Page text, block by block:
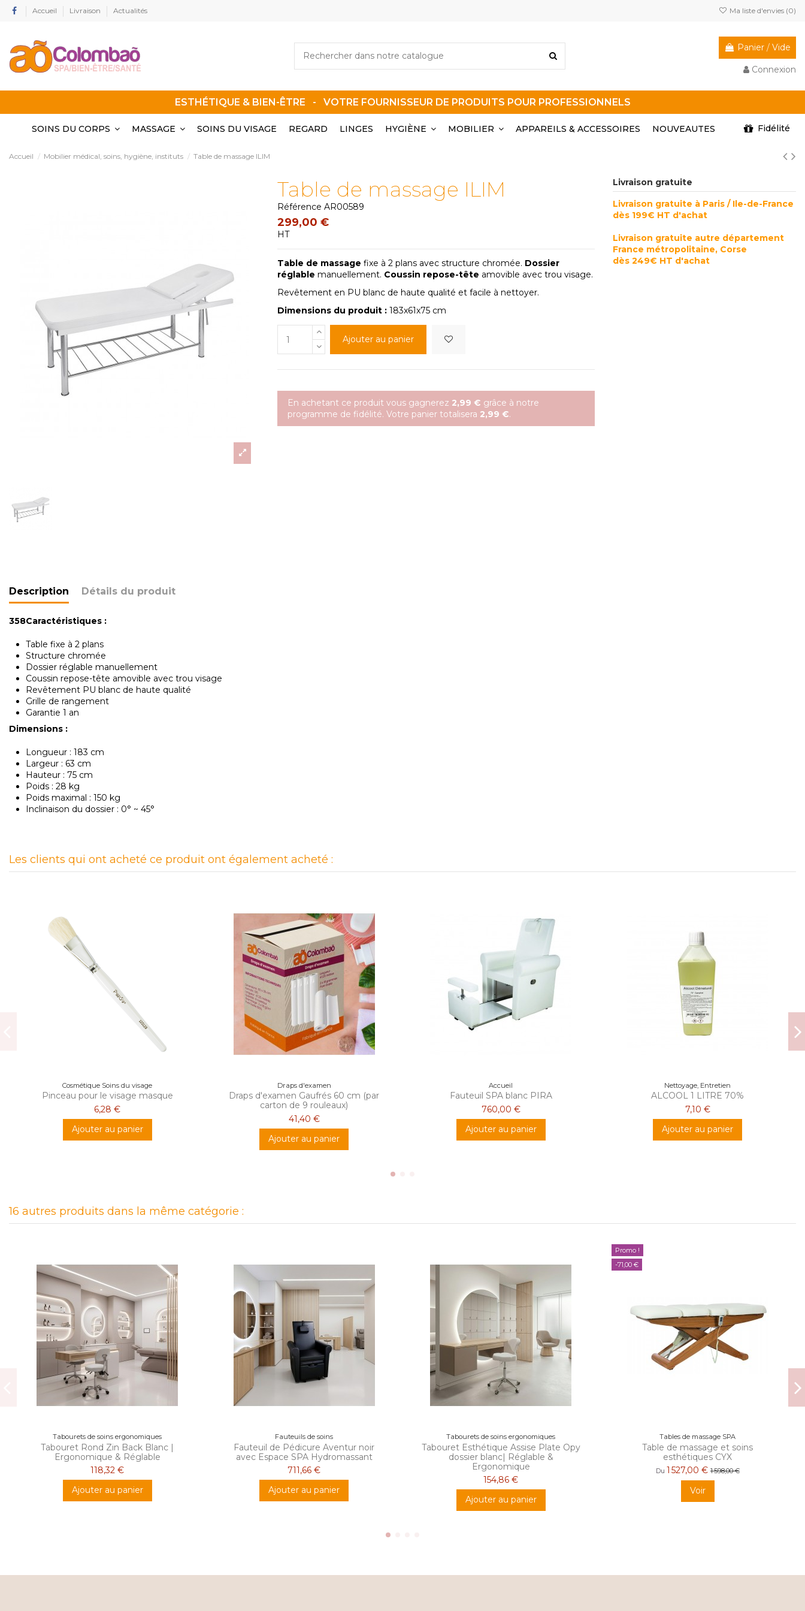
Accueil Livraison Actualités Ma liste d'envies (0)
Panier / Vide
Connexion
ESTHÉTIQUE & BIEN-ÊTRE - VOTRE FOURNISSEUR DE PRODUITS POUR PROFESSIONNELS
SOINS DU CORPS MASSAGE SOINS DU VISAGE REGARD LINGES HYGIÈNE MOBILIER APPAREILS & ACCESSOIRES Fidélité
NOUVEAUTES
Accueil Mobilier médical, soins, hygiène, instituts Table de massage ILIM
Table de massage ILIM
Référence AR00589
299,00 €
HT
Table de massage fixe à 2 plans avec structure chromée. Dossier
réglable manuellement. Coussin repose-tête amovible avec trou visage.
Revêtement en PU blanc de haute qualité et facile à nettoyer.
Dimensions du produit :183x61x75 cm
Ajouter au panier
En achetant ce produit vous gagnerez 2,99 € grâce à notre
programme de fidélité. Votre panier totalisera 2,99 €.
Livraison gratuite
Livraison gratuite à Paris / Ile-de-France
dès 199€ HT d'achat
Livraison gratuite autre département
France métropolitaine, Corse
dès 249€ HT d'achat
Description Détails du produit
358Caractéristiques :
Table fixe à 2 plans
Structure chromée
Dossier réglable manuellement
Coussin repose-tête amovible avec trou visage
Revêtement PU blanc de haute qualité
Grille de rangement
Garantie 1 an
Dimensions :
Longueur : 183 cm
Largeur : 63 cm
Hauteur : 75 cm
Poids : 28 kg
Poids maximal : 150 kg
Inclinaison du dossier : 0° ~ 45°
Les clients qui ont acheté ce produit ont également acheté :
Cosmétique Soins du visage
Pinceau pour le visage masque
6,28 €
Ajouter au panier
Draps d'examen
Draps d'examen Gaufrés 60 cm (par
carton de 9 rouleaux)
41,40 €
Ajouter au panier
Accueil
Fauteuil SPA blanc PIRA
760,00 €
Ajouter au panier
Nettoyage, Entretien
ALCOOL 1 LITRE 70%
7,10 €
Ajouter au panier
16 autres produits dans la même catégorie :
Tabourets de soins ergonomiques
Tabouret Rond Zin Back Blanc |
Ergonomique & Réglable
118,32 €
Ajouter au panier
Fauteuils de soins
Fauteuil de Pédicure Aventur noir
avec Espace SPA Hydromassant
711,66 €
Ajouter au panier
Tabourets de soins ergonomiques
Tabouret Esthétique Assise Plate Opy
dossier blanc| Réglable &
Ergonomique
154,86 €
Ajouter au panier
Promo !
-71,00 €
Tables de massage SPA
Table de massage et soins
esthétiques CYX
Du 1 527,00 €1 598,00 €
Voir